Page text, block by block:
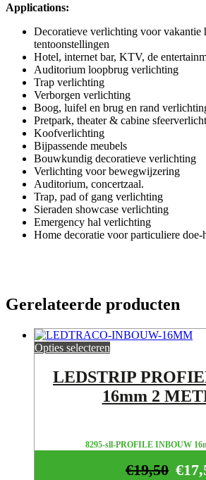
Applications:
Decoratieve verlichting voor vakantie
tentoonstellingen
Hotel, internet bar, KTV, de
Auditorium loopbrug verlichting
Trap verlichting
Verborgen verlichting
Boog, luifel en brug en rand
Pretpark, theater & cabine
Koofverlichting
Bijpassende meubels
Bouwkundig decoratieve verlichting
Verlichting voor bewegwijzering
Auditorium, concertzaal.
Trap, pad of gang verlichting
Sieraden showcase verlichting
Emergency hal verlichting
Home decoratie voor particuliere doe-
Gerelateerde producten
Opties selecteren
LEDSTRIP
16mm 2
8295-sll-PROFILE INBOUW
€
€19,50